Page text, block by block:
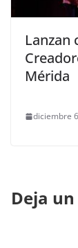
Lanzan
Mérida
diciembre
Deja